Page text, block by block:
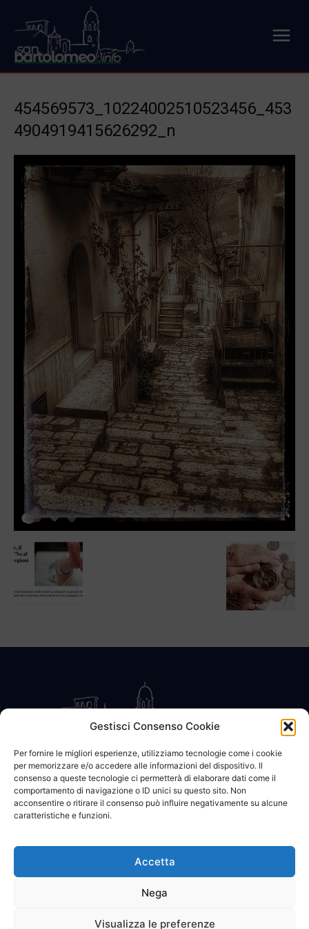
Gestisci Consenso Cookie
Per fornire le migliori esperienze, utilizziamo tecnologie come i cookie
per memorizzare e/o accedere alle informazioni del dispositivo. Il
consenso a queste tecnologie ci permetterà di elaborare dati come il
comportamento di navigazione o ID unici su questo sito. Non
acconsentire o ritirare il consenso può influire negativamente su alcune
caratteristiche e funzioni.
Accetta
Nega
Visualizza le preferenze
454569573_10224002510523456_453
4904919415626292_n
CONTATTACI COOKIE POLICY PRIVACY
© 2002 - 2026 SanBartolomeo.info :::: powered by Go Web snc |